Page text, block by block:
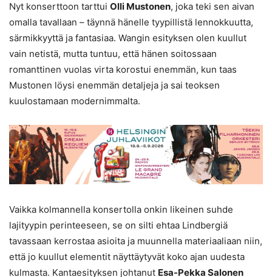
Nyt konserttoon tarttui Olli Mustonen, joka teki sen aivan
omalla tavallaan – täynnä hänelle tyypillistä lennokkuutta,
särmikkyyttä ja fantasiaa. Wangin esityksen olen kuullut
vain netistä, mutta tuntuu, että hänen soitossaan
romanttinen vuolas virta korostui enemmän, kun taas
Mustonen löysi enemmän detaljeja ja sai teoksen
kuulostamaan modernimmalta.
Vaikka kolmannella konsertolla onkin likeinen suhde
lajityypin perinteeseen, se on silti ehtaa Lindbergiä
tavassaan kerrostaa asioita ja muunnella materiaaliaan niin,
että jo kuullut elementit näyttäytyvät koko ajan uudesta
kulmasta. Kantaesityksen johtanut Esa-Pekka Salonen